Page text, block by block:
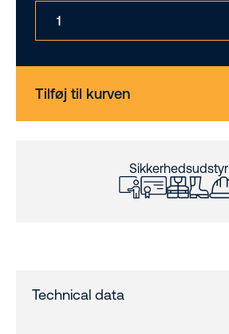
Tilføj til kurven
Sikkerhedsudstyr
Technical data